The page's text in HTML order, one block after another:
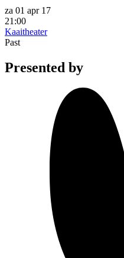
za 01 apr 17
21:00
Kaaitheater
Past
Presented by